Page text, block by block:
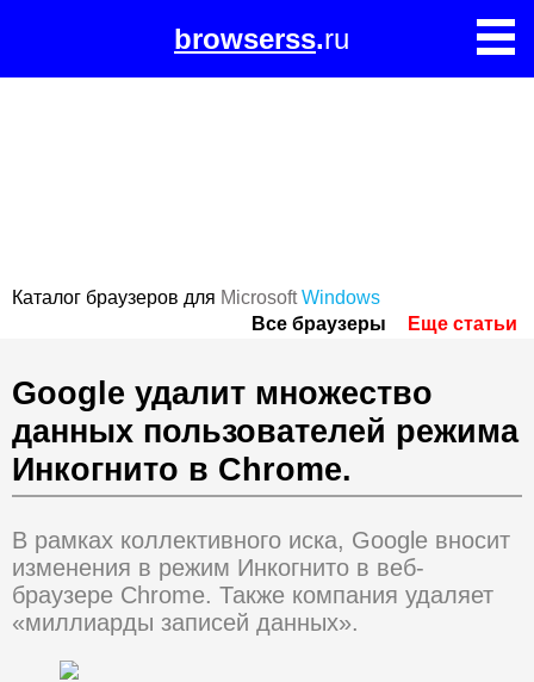
browserss.ru
Каталог браузеров для Microsoft Windows
Все браузеры
Еще статьи
Google удалит множество
данных пользователей режима
Инкогнито в Chrome.
В рамках коллективного иска, Google вносит
изменения в режим Инкогнито в веб-
браузере Chrome. Также компания удаляет
«миллиарды записей данных».